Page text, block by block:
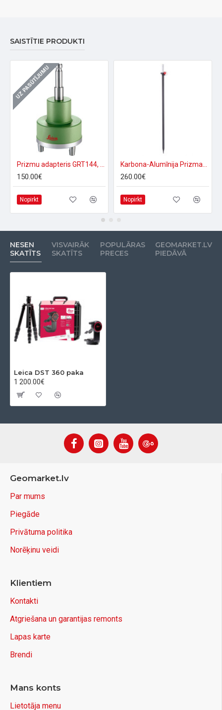
SAISTĪTIE PRODUKTI
UZ PASŪTĪJUMU
150.00€
Nopirkt
260.00€
Nopirkt
NESEN
SKATĪTS
VISVAIRĀK
SKATĪTS
POPULĀRAS
PRECES
GEOMARKET.LV
PIEDĀVĀ
Leica DST 360 paka
1 200.00€
Geomarket.lv
Par mums
Piegāde
Privātuma politika
Norēķinu veidi
Klientiem
Kontakti
Atgriešana un garantijas remonts
Lapas karte
Brendi
Mans konts
Lietotāja menu